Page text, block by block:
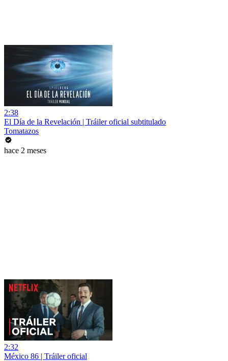
2:38
El Día de la Revelación | Tráiler oficial subtitulado
Tomatazos
hace 2 meses
2:32
México 86 | Tráiler oficial